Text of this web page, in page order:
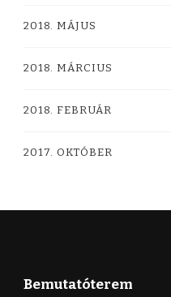
2018. MÁJUS
2018. MÁRCIUS
2018. FEBRUÁR
2017. OKTÓBER
Bemutatóterem